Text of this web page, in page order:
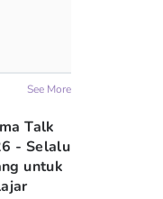
See More
Talk
- Selalu
untuk